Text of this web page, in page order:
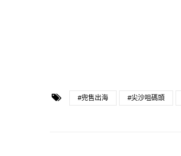
#兜售出海 #尖沙咀碼頭